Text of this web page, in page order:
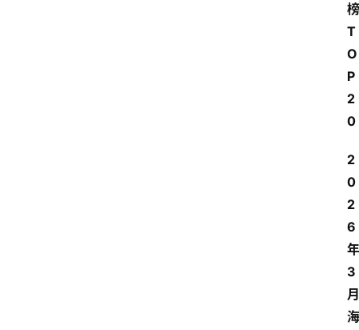
榜
T
O
P
2
0
2
0
2
6
年
3
月
海